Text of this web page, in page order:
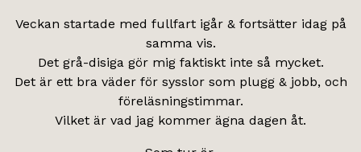
Veckan startade med fullfart igår & fortsätter idag på
samma vis.
Det grå-disiga gör mig faktiskt inte så mycket.
Det är ett bra väder för sysslor som plugg & jobb, och
föreläsningstimmar.
Vilket är vad jag kommer ägna dagen åt.